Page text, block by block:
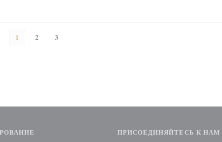
1 2 3
ПРИСОЕДИНЯЙТЕСЬ К НАМ